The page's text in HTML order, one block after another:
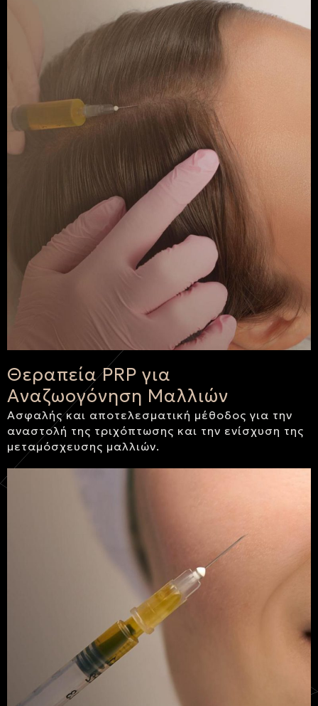
Θεραπεία PRP για
Αναζωογόνηση Μαλλιών
Ασφαλής και αποτελεσματική μέθοδος για την
αναστολή της τριχόπτωσης και την ενίσχυση της
μεταμόσχευσης μαλλιών.